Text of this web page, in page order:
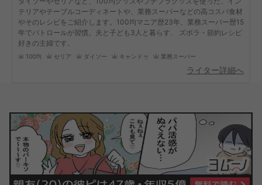
テリアやテーブルコーディネートや、業務スーパーなどの高コスパ食材
やそのレシピをご紹介します。100均マニア歴23年、業務スーパー歴15
年でパトロールが習慣。夫と子ども3人と暮らす、 ズボラ・節約レシピ
好きの主婦です。
100均 セリア ダイソー キャンドゥ 業務スーパー
ライター詳細へ